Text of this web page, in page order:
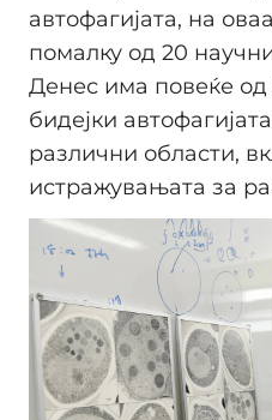
автофагијата, на
помалку од 20
Денес има повеќе
бидејки
различни области,
истражувањата за